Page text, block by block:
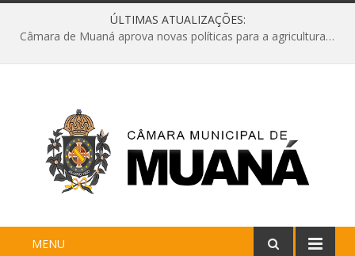
ÚLTIMAS ATUALIZAÇÕES:
Câmara de Muaná aprova novas políticas para a agricultura e solicita reforma da Ponte do Reduto
MENU